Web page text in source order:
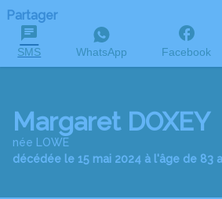
Partager
SMS WhatsApp Facebook
Margaret DOXEY
née LOWE
décédée le 15 mai 2024 à l'âge de 83